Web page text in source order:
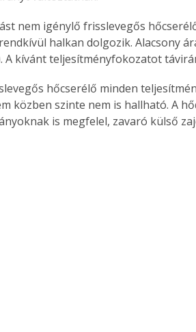
nem igénylő frisslevegős
halkan dolgozik. Alacsony
A kívánt teljesítményfokozatot
hőcserélő minden
közben szinte nem is hallható. A
is megfelel, zavaró külső